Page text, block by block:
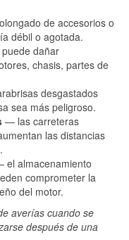
de accesorios o
débil o agotada.
dañar
chasis, partes de
desgastados
sea más peligroso.
— las carreteras
las distancias
el almacenamiento
comprometer la
del motor.
averías cuando se
después de una